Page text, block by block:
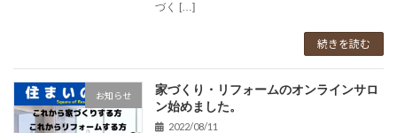
づく […]
続きを読む
お知らせ
家づくり・リフォームのオンラインサロ
ン始めました。
2022/08/11